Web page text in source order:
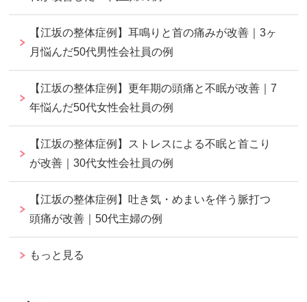
【江坂の整体症例】耳鳴りと首の痛みが改善｜3ヶ
月悩んだ50代男性会社員の例
【江坂の整体症例】更年期の頭痛と不眠が改善｜7
年悩んだ50代女性会社員の例
【江坂の整体症例】ストレスによる不眠と首こり
が改善｜30代女性会社員の例
【江坂の整体症例】吐き気・めまいを伴う脈打つ
頭痛が改善｜50代主婦の例
もっと見る